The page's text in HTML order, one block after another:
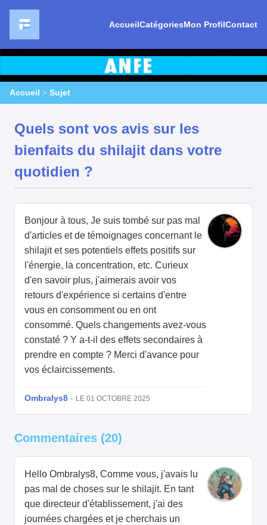
AccueilCatégoriesMon ProfilContact
Accueil > Sujet
Quels sont vos avis sur les
bienfaits du shilajit dans votre
quotidien ?
Bonjour à tous, Je suis tombé sur pas mal
d'articles et de témoignages concernant le
shilajit et ses potentiels effets positifs sur
l'énergie, la concentration, etc. Curieux
d'en savoir plus, j'aimerais avoir vos
retours d'expérience si certains d'entre
vous en consomment ou en ont
consommé. Quels changements avez-vous
constaté ? Y a-t-il des effets secondaires à
prendre en compte ? Merci d'avance pour
vos éclaircissements.
Ombralys8 - LE 01 OCTOBRE 2025
Commentaires (20)
Hello Ombralys8, Comme vous, j'avais lu
pas mal de choses sur le shilajit. En tant
que directeur d'établissement, j'ai des
journées chargées et je cherchais un